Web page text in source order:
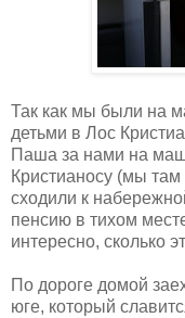
Так как мы были на
детьми в Лос
Паша за нами на
Кристианосу (мы
сходили к
пенсию в тихом
интересно, сколько
По дороге домой
юге, который